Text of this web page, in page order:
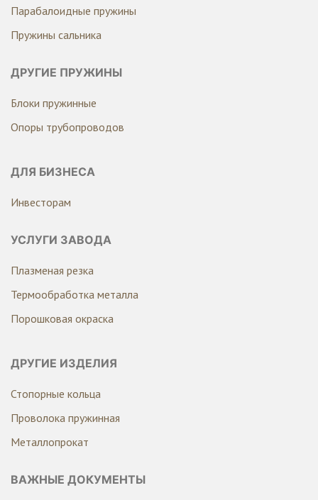
Парабалоидные пружины
Пружины сальника
ДРУГИЕ ПРУЖИНЫ
Блоки пружинные
Опоры трубопроводов
ДЛЯ БИЗНЕСА
Инвесторам
УСЛУГИ ЗАВОДА
Плазменая резка
Термообработка металла
Порошковая окраска
ДРУГИЕ ИЗДЕЛИЯ
Стопорные кольца
Проволока пружинная
Металлопрокат
ВАЖНЫЕ ДОКУМЕНТЫ